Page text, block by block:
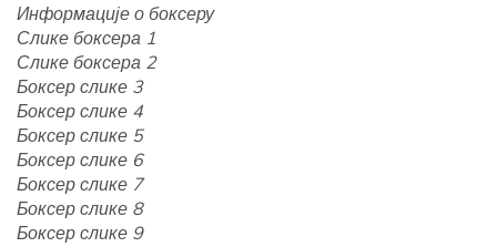
Информације о боксеру
Слике боксера 1
Слике боксера 2
Боксер слике 3
Боксер слике 4
Боксер слике 5
Боксер слике 6
Боксер слике 7
Боксер слике 8
Боксер слике 9